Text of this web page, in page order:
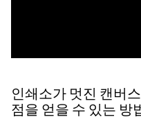
인쇄소가 멋진 캔버
점을 얻을 수 있는 방